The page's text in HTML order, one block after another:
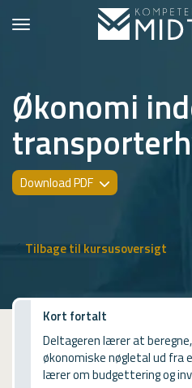
Hvem er vi?
Kontakt konsulent
ONLINE
USMA
Økonomi
Download PDF
Tilbage til kursusoversigt
Kort fortalt
Deltageren lærer at
økonomiske nøgletal ud fra
lærer om budgettering og